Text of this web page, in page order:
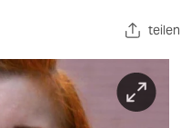
teilen